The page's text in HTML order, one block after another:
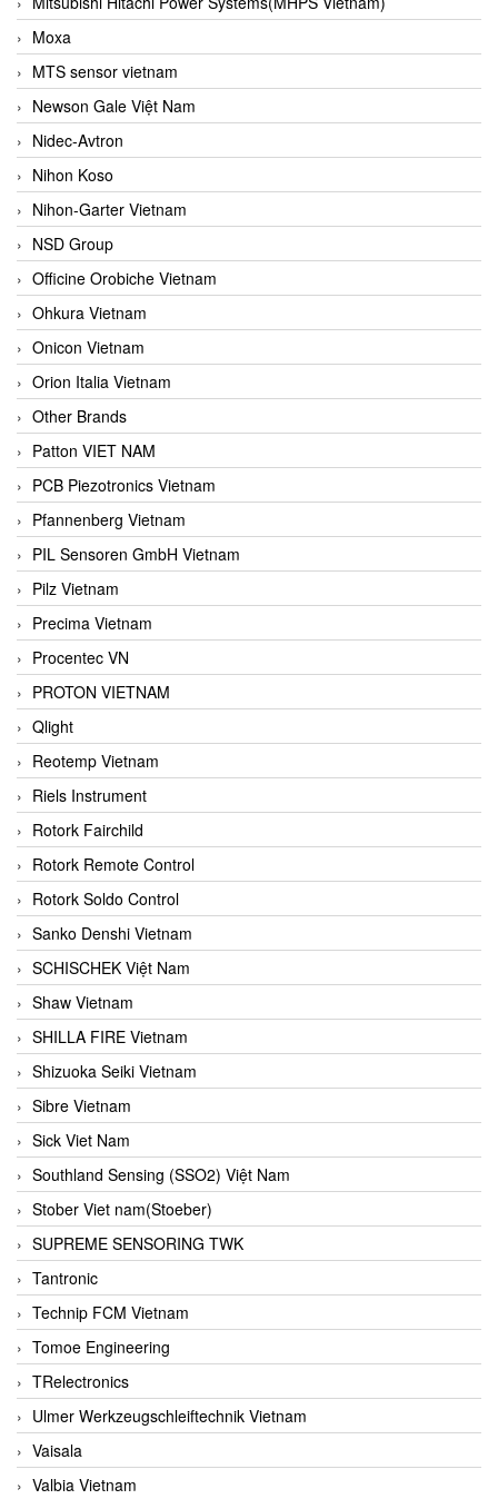
Moxa
MTS sensor vietnam
Newson Gale Việt Nam
Nidec-Avtron
Nihon Koso
Nihon-Garter Vietnam
NSD Group
Officine Orobiche Vietnam
Ohkura Vietnam
Onicon Vietnam
Orion Italia Vietnam
Other Brands
Patton VIET NAM
PCB Piezotronics Vietnam
Pfannenberg Vietnam
PIL Sensoren GmbH Vietnam
Pilz Vietnam
Precima Vietnam
Procentec VN
PROTON VIETNAM
Qlight
Reotemp Vietnam
Riels Instrument
Rotork Fairchild
Rotork Remote Control
Rotork Soldo Control
Sanko Denshi Vietnam
SCHISCHEK Việt Nam
Shaw Vietnam
SHILLA FIRE Vietnam
Shizuoka Seiki Vietnam
Sibre Vietnam
Sick Viet Nam
Southland Sensing (SSO2) Việt Nam
Stober Viet nam(Stoeber)
SUPREME SENSORING TWK
Tantronic
Technip FCM Vietnam
Tomoe Engineering
TRelectronics
Ulmer Werkzeugschleiftechnik Vietnam
Vaisala
Valbia Vietnam